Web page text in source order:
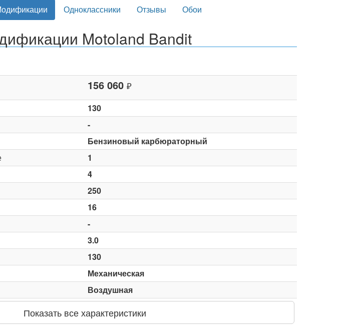
Одноклассники Отзывы Обои
Motoland Bandit
156 060 ₽
130
-
Бензиновый карбюраторный
1
4
250
16
-
3.0
130
Механическая
Воздушная
Показать все характеристики